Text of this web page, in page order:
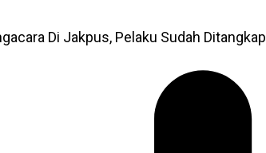
Di Jakpus, Pelaku Sudah Ditangkap